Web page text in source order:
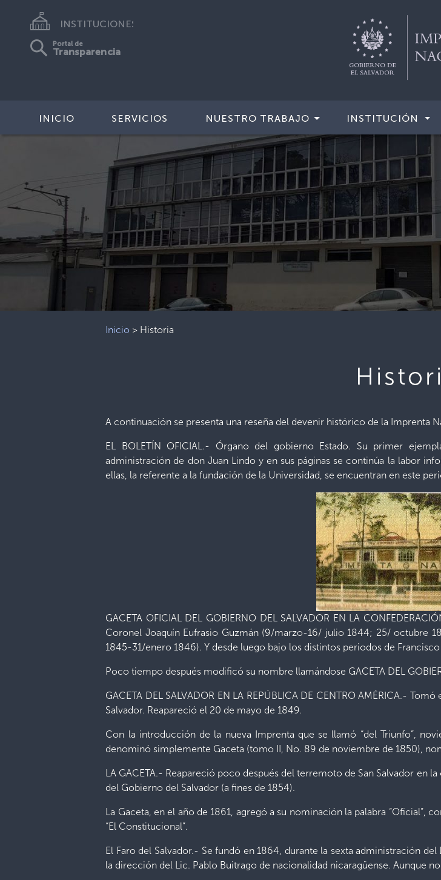
INSTITUCIONES
Portal de
Transparencia
INICIO SERVICIOS NUESTRO TRABAJO INSTITUCIÓN
Previous
Inicio > Historia
A continuación se presenta una reseña del devenir histórico de la Imprenta
EL BOLETÍN OFICIAL.- Órgano del gobierno Estado. Su primer
administración de don Juan Lindo y en sus páginas se continúa la labor
ellas, la referente a la fundación de la Universidad, se encuentran en este
GACETA OFICIAL DEL GOBIERNO DEL SALVADOR EN LA
Coronel Joaquín Eufrasio Guzmán (9/marzo-16/ julio 1844; 25/ octubre
1845-31/enero 1846). Y desde luego bajo los distintos periodos de
Poco tiempo después modificó su nombre llamándose GACETA DEL
GACETA DEL SALVADOR EN LA REPÚBLICA DE CENTRO AMÉRICA.-
Salvador. Reapareció el 20 de mayo de 1849.
Con la introducción de la nueva Imprenta que se llamó “del Triunfo”,
denominó simplemente Gaceta (tomo II, No. 89 de noviembre de 1850),
LA GACETA.- Reapareció poco después del terremoto de San Salvador en
del Gobierno del Salvador (a fines de 1854).
La Gaceta, en el año de 1861, agregó a su nominación la palabra “Oficial”,
“El Constitucional”.
El Faro del Salvador.- Se fundó en 1864, durante la sexta administración
la dirección del Lic. Pablo Buitrago de nacionalidad nicaragüense. Aunque